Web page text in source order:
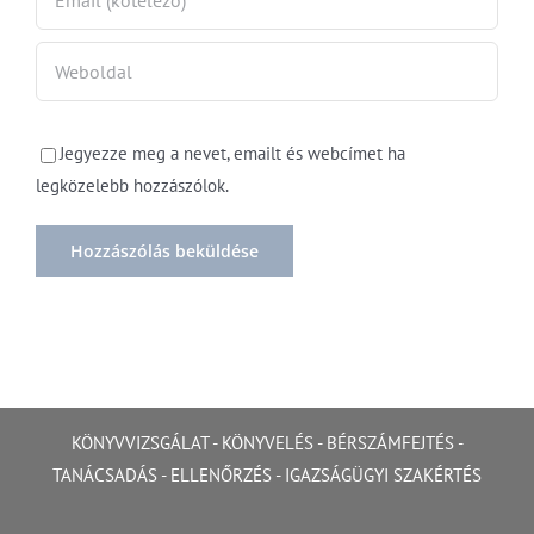
Jegyezze meg a nevet, emailt és webcímet ha
legközelebb hozzászólok.
KÖNYVVIZSGÁLAT- KÖNYVELÉS- BÉRSZÁMFEJTÉS-
TANÁCSADÁS - ELLENŐRZÉS - IGAZSÁGÜGYI SZAKÉRTÉS